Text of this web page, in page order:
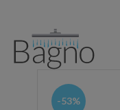
-53%